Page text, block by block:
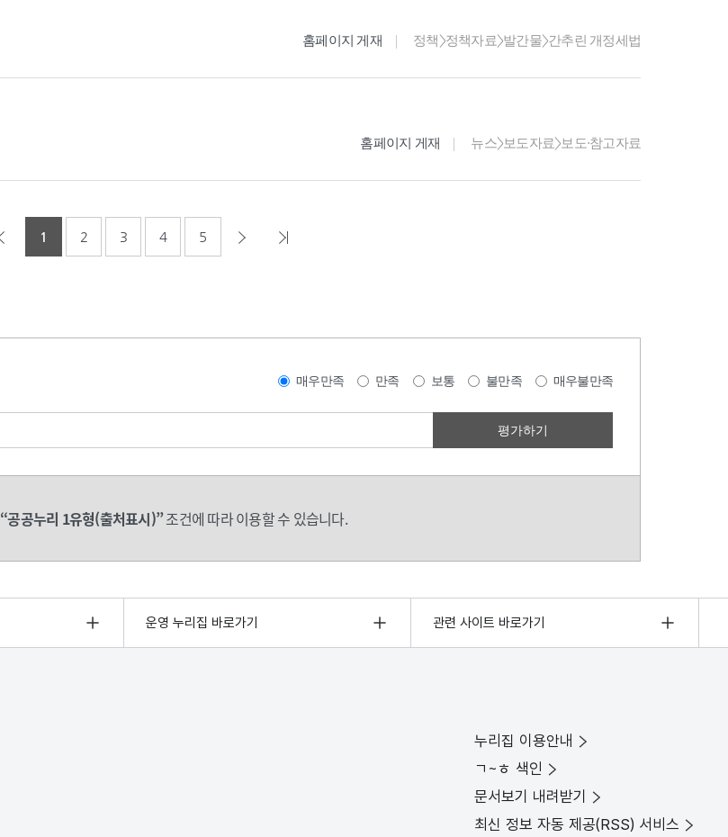
홈페이지 게재 정책>정책자료>발간물>간추린 개정세법
홈페이지 게재 뉴스>보도자료>보도·참고자료
1 2 3 4 5
매우만족 만족 보통 불만족 매우불만족
“공공누리 1유형(출처표시)”조건에 따라 이용할 수 있습니다.
운영 누리집 바로가기 관련 사이트 바로가기
누리집 이용안내
ㄱ~ㅎ 색인
문서보기 내려받기
최신 정보 자동 제공(RSS) 서비스